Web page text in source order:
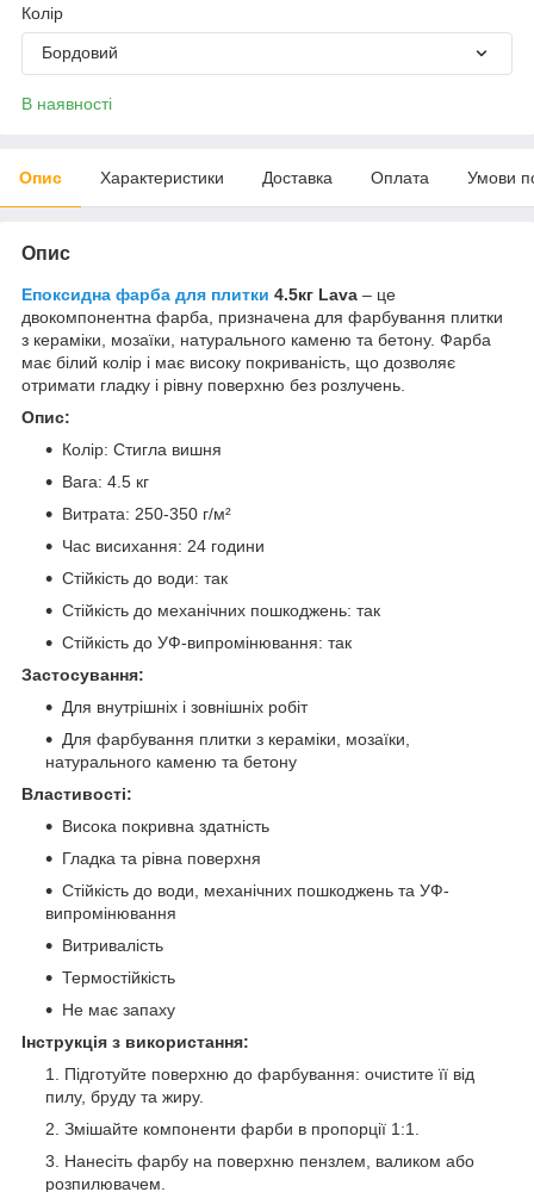
Колір
Бордовий
В наявності
Опис Характеристики Доставка Оплата Умови
Опис
Епоксидна фарба для плитки 4.5кг Lava – це
двокомпонентна фарба, призначена для фарбування плитки
з кераміки, мозаїки, натурального каменю та бетону. Фарба
має білий колір і має високу покриваність, що дозволяє
отримати гладку і рівну поверхню без розлучень.
Опис:
Колір: Стигла вишня
Вага: 4.5 кг
Витрата: 250-350 г/м²
Час висихання: 24 години
Стійкість до води: так
Стійкість до механічних пошкоджень: так
Стійкість до УФ-випромінювання: так
Застосування:
Для внутрішніх і зовнішніх робіт
Для фарбування плитки з кераміки, мозаїки,
натурального каменю та бетону
Властивості:
Висока покривна здатність
Гладка та рівна поверхня
Стійкість до води, механічних пошкоджень та УФ-
випромінювання
Витривалість
Термостійкість
Не має запаху
Інструкція з використання:
Підготуйте поверхню до фарбування: очистите її від
пилу, бруду та жиру.
Змішайте компоненти фарби в пропорції 1:1.
Нанесіть фарбу на поверхню пензлем, валиком або
розпилювачем.